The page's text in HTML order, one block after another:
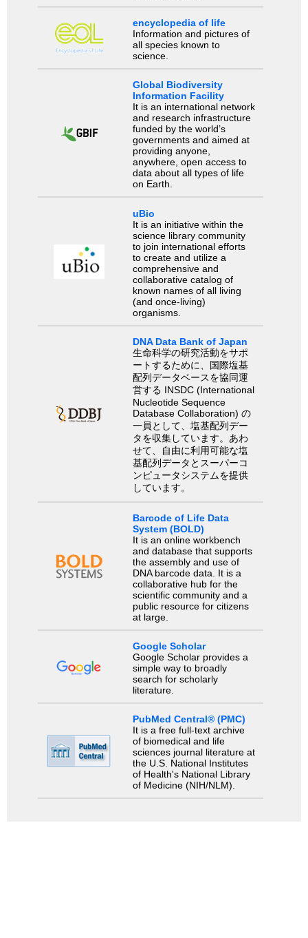
encyclopedia of life
Information and pictures of
all species known to
science.
Global Biodiversity
Information Facility
It is an international network
and research infrastructure
funded by the world’s
governments and aimed at
providing anyone,
anywhere, open access to
data about all types of life
on Earth.
uBio
It is an initiative within the
science library community
to join international efforts
to create and utilize a
comprehensive and
collaborative catalog of
known names of all living
(and once-living)
organisms.
DNA Data Bank of Japan
生命科学の研究活動をサポ
ートするために、国際塩基
配列データベースを協同運
営する INSDC (International
Nucleotide Sequence
Database Collaboration) の
一員として、塩基配列デー
タを収集しています。あわ
せて、自由に利用可能な塩
基配列データとスーパーコ
ンピュータシステムを提供
しています。
Barcode of Life Data
System (BOLD)
It is an online workbench
and database that supports
the assembly and use of
DNA barcode data. It is a
collaborative hub for the
scientific community and a
public resource for citizens
at large.
Google Scholar
Google Scholar provides a
simple way to broadly
search for scholarly
literature.
PubMed Central® (PMC)
It is a free full-text archive
of biomedical and life
sciences journal literature at
the U.S. National Institutes
of Health's National Library
of Medicine (NIH/NLM).